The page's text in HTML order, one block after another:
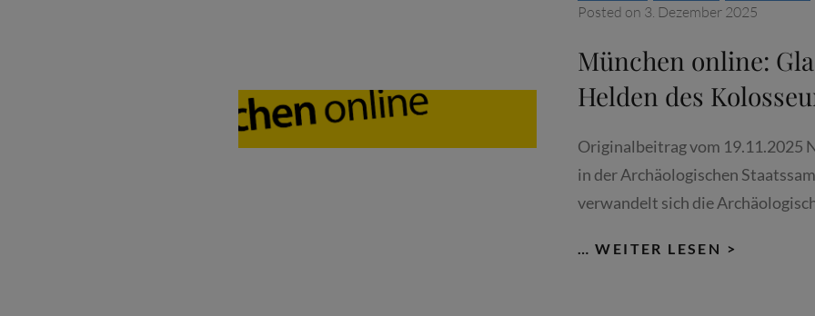
Posted on 3. Dezember 2025
München online:
Helden des
Originalbeitrag vom 19.11.2025
in der Archäologischen
verwandelt sich die
… WEITER LESEN >